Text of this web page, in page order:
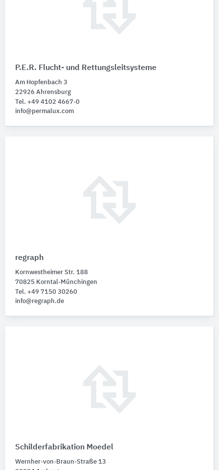
P.E.R. Flucht- und Rettungsleitsysteme
Am Hopfenbach 3
22926 Ahrensburg
Tel. +49 4102 4667-0
info@permalux.com
regraph
Kornwestheimer Str. 188
70825 Korntal-Münchingen
Tel. +49 7150 30260
info@regraph.de
Schilderfabrikation Moedel
Wernher-von-Braun-Straße 13